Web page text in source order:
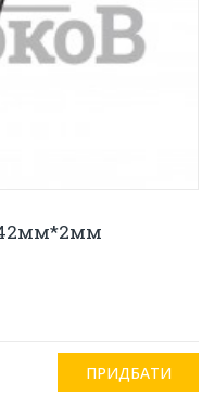
42мм*2мм